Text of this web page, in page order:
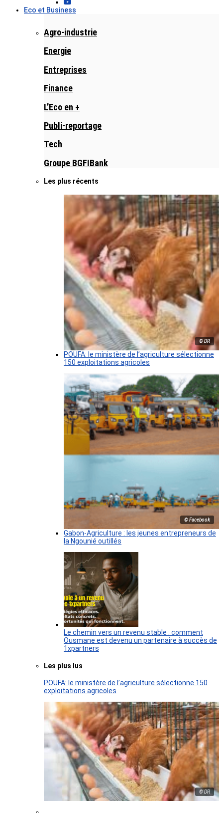
Eco et Business
Agro-industrie
Energie
Entreprises
Finance
L’Eco en +
Publi-reportage
Tech
Groupe BGFIBank
Les plus récents
© DR
POUFA: le ministère de l’agriculture sélectionne
150 exploitations agricoles
© Facebook
Gabon-Agriculture : les jeunes entrepreneurs de
la Ngounié outillés
Le chemin vers un revenu stable : comment
Ousmane est devenu un partenaire à succès de
1xpartners
Les plus lus
POUFA: le ministère de l’agriculture sélectionne 150
exploitations agricoles
© DR